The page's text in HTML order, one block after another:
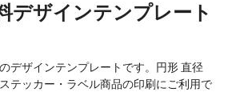
デザインテンプレート
デザインテンプレートです。円形 直径
テッカー・ラベル商品の印刷にご利用で